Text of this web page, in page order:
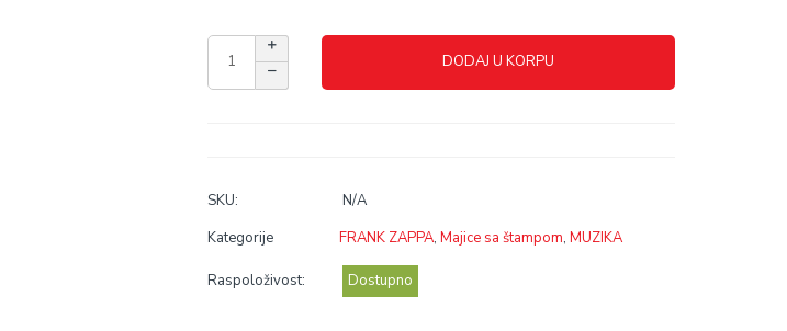
DODAJ U KORPU
SKU:
N/A
Kategorije
FRANK ZAPPA, Majice sa štampom, MUZIKA
Raspoloživost: Dostupno